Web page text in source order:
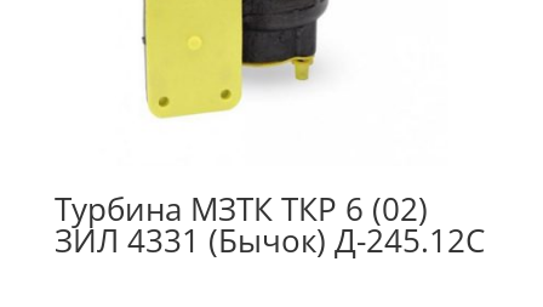
Турбина МЗТК ТКР 6 (02)
ЗИЛ 4331 (Бычок) Д-245.12С